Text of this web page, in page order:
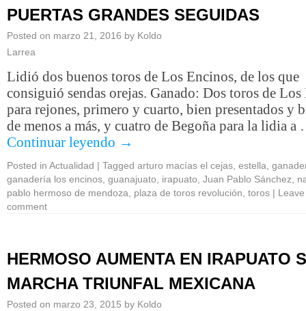
PUERTAS GRANDES SEGUIDAS
Posted on marzo 21, 2016 by Koldo
Larrea
Lidió dos buenos toros de Los Encinos, de los que
consiguió sendas orejas. Ganado: Dos toros de Los
para rejones, primero y cuarto, bien presentados y
de menos a más, y cuatro de Begoña para la lidia a
Continuar leyendo →
Posted in Actualidad | Tagged arturo macías el cejas estella
ganadería los encinos guanajuato irapuato Juan Pablo Sánchez
pablo hermoso de mendoza
plaza de toros revolución toros |
comment
HERMOSO AUMENTA EN IRAPUATO
MARCHA TRIUNFAL MEXICANA
Posted on marzo 23, 2015 by Koldo